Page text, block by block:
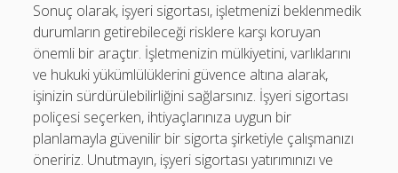
Sonuç olarak, işyeri sigortası, işletmenizi beklenmedik
durumların getirebileceği risklere karşı koruyan
önemli bir araçtır. İşletmenizin mülkiyetini, varlıklarını
ve hukuki yükümlülüklerini güvence altına alarak,
işinizin sürdürülebilirliğini sağlarsınız. İşyeri sigortası
poliçesi seçerken, ihtiyaçlarınıza uygun bir
planlamayla güvenilir bir sigorta şirketiyle çalışmanızı
öneririz. Unutmayın, işyeri sigortası yatırımınızı ve